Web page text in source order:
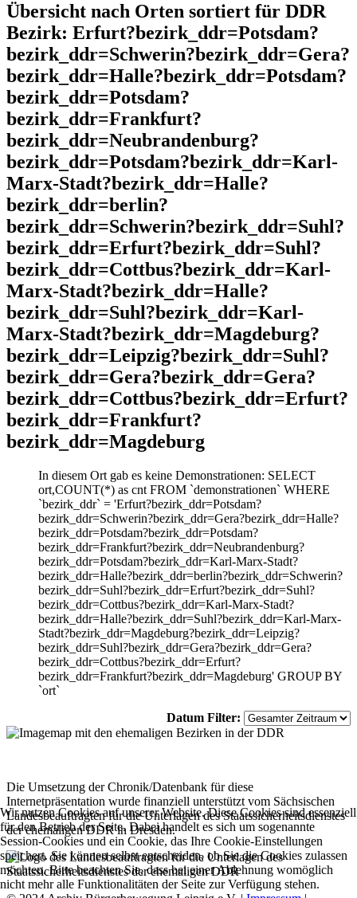
Übersicht nach Orten sortiert für DDR
Bezirk: Erfurt?bezirk_ddr=Potsdam?
bezirk_ddr=Schwerin?bezirk_ddr=Gera?
bezirk_ddr=Halle?bezirk_ddr=Potsdam?
bezirk_ddr=Potsdam?
bezirk_ddr=Frankfurt?
bezirk_ddr=Neubrandenburg?
bezirk_ddr=Potsdam?bezirk_ddr=Karl-
Marx-Stadt?bezirk_ddr=Halle?
bezirk_ddr=berlin?
bezirk_ddr=Schwerin?bezirk_ddr=Suhl?
bezirk_ddr=Erfurt?bezirk_ddr=Suhl?
bezirk_ddr=Cottbus?bezirk_ddr=Karl-
Marx-Stadt?bezirk_ddr=Halle?
bezirk_ddr=Suhl?bezirk_ddr=Karl-
Marx-Stadt?bezirk_ddr=Magdeburg?
bezirk_ddr=Leipzig?bezirk_ddr=Suhl?
bezirk_ddr=Gera?bezirk_ddr=Gera?
bezirk_ddr=Cottbus?bezirk_ddr=Erfurt?
bezirk_ddr=Frankfurt?
bezirk_ddr=Magdeburg
In diesem Ort gab es keine Demonstrationen: SELECT
ort,COUNT(*) as cnt FROM `demonstrationen` WHERE
`bezirk_ddr` = 'Erfurt?bezirk_ddr=Potsdam?
bezirk_ddr=Schwerin?bezirk_ddr=Gera?bezirk_ddr=Halle?
bezirk_ddr=Potsdam?bezirk_ddr=Potsdam?
bezirk_ddr=Frankfurt?bezirk_ddr=Neubrandenburg?
bezirk_ddr=Potsdam?bezirk_ddr=Karl-Marx-Stadt?
bezirk_ddr=Halle?bezirk_ddr=berlin?bezirk_ddr=Schwerin?
bezirk_ddr=Suhl?bezirk_ddr=Erfurt?bezirk_ddr=Suhl?
bezirk_ddr=Cottbus?bezirk_ddr=Karl-Marx-Stadt?
bezirk_ddr=Halle?bezirk_ddr=Suhl?bezirk_ddr=Karl-Marx-
Stadt?bezirk_ddr=Magdeburg?bezirk_ddr=Leipzig?
bezirk_ddr=Suhl?bezirk_ddr=Gera?bezirk_ddr=Gera?
bezirk_ddr=Cottbus?bezirk_ddr=Erfurt?
bezirk_ddr=Frankfurt?bezirk_ddr=Magdeburg' GROUP BY
`ort`
Datum Filter:
Die Umsetzung der Chronik/Datenbank für diese
Internetpräsentation wurde finanziell unterstützt vom Sächsischen
Landesbeauftragten für die Unterlagen des Staatssicherheitsdienstes
der ehemaligen DDR in Dresden.
Wir nutzen Cookies auf unserer Website. Diese Cookies sind essenziell
für den Betrieb der Seite. Dabei handelt es sich um sogenannte
Session-Cookies und ein Cookie, das Ihre Cookie-Einstellungen
speichert. Sie können selbst entscheiden, ob Sie die Cookies zulassen
möchten. Bitte beachten Sie, dass bei einer Ablehnung womöglich
nicht mehr alle Funktionalitäten der Seite zur Verfügung stehen.